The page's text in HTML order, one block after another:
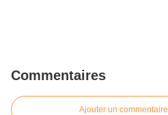
Commentaires
Ajouter un commentaire